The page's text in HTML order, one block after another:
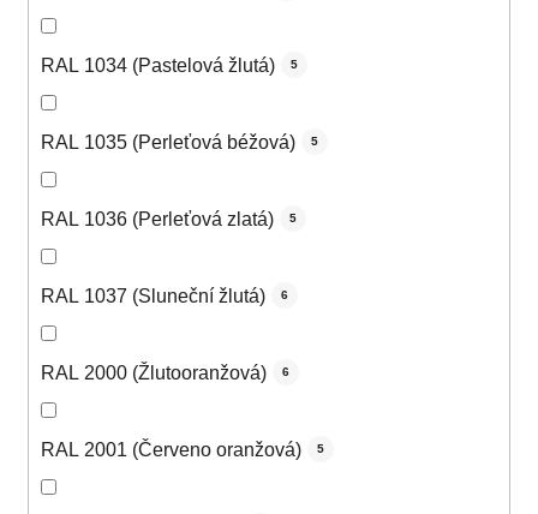
RAL 1034 (Pastelová žlutá) 5
RAL 1035 (Perleťová béžová) 5
RAL 1036 (Perleťová zlatá) 5
RAL 1037 (Sluneční žlutá) 6
RAL 2000 (Žlutooranžová) 6
RAL 2001 (Červeno oranžová) 5